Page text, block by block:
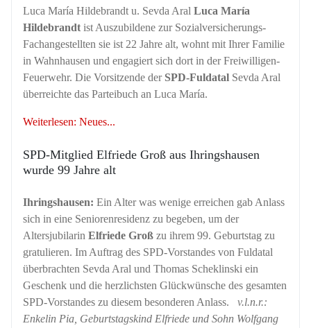
Luca María Hildebrandt u. Sevda Aral Luca María
Hildebrandt ist Auszubildene zur Sozialversicherungs-
Fachangestellten sie ist 22 Jahre alt, wohnt mit Ihrer Familie
in Wahnhausen und engagiert sich dort in der Freiwilligen-
Feuerwehr. Die Vorsitzende der SPD-Fuldatal Sevda Aral
überreichte das Parteibuch an Luca María.
Weiterlesen: Neues...
SPD-Mitglied Elfriede Groß aus Ihringshausen
wurde 99 Jahre alt
Ihringshausen: Ein Alter was wenige erreichen gab Anlass
sich in eine Seniorenresidenz zu begeben, um der
Altersjubilarin Elfriede Groß zu ihrem 99. Geburtstag zu
gratulieren. Im Auftrag des SPD-Vorstandes von Fuldatal
überbrachten Sevda Aral und Thomas Scheklinski ein
Geschenk und die herzlichsten Glückwünsche des gesamten
SPD-Vorstandes zu diesem besonderen Anlass. v.l.n.r.:
Enkelin Pia, Geburtstagskind Elfriede und Sohn Wolfgang